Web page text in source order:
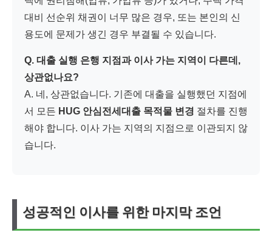
대비 선순위 채권이 너무 많은 경우, 또는 본인의 신
용도에 문제가 생긴 경우 부결될 수 있습니다.
Q. 대출 실행 은행 지점과 이사 가는 지역이 다른데,
상관없나요?
A. 네, 상관없습니다. 기존에 대출을 실행했던 지점에
서 모든 HUG 안심전세대출 목적물 변경 절차를 진행
해야 합니다. 이사 가는 지역의 지점으로 이관되지 않
습니다.
성공적인 이사를 위한 마지막 조언